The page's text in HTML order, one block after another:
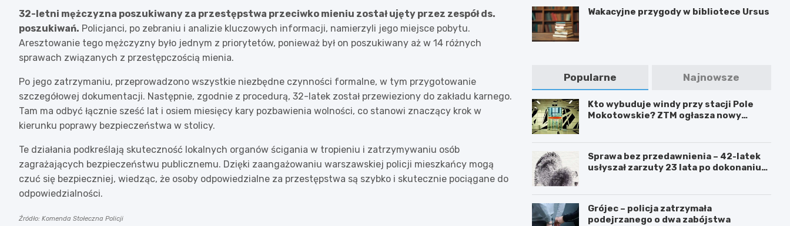
32-letni mężczyzna poszukiwany za przestępstwa przeciwko mieniu został ujęty przez zespół ds.
poszukiwań. Policjanci, po zebraniu i analizie kluczowych informacji, namierzyli jego miejsce pobytu.
Aresztowanie tego mężczyzny było jednym z priorytetów, ponieważ był on poszukiwany aż w 14 różnych
sprawach związanych z przestępczością mienia.
Po jego zatrzymaniu, przeprowadzono wszystkie niezbędne czynności formalne, w tym przygotowanie
szczegółowej dokumentacji. Następnie, zgodnie z procedurą, 32-latek został przewieziony do zakładu karnego.
Tam ma odbyć łącznie sześć lat i osiem miesięcy kary pozbawienia wolności, co stanowi znaczący krok w
kierunku poprawy bezpieczeństwa w stolicy.
Te działania podkreślają skuteczność lokalnych organów ścigania w tropieniu i zatrzymywaniu osób
zagrażających bezpieczeństwu publicznemu. Dzięki zaangażowaniu warszawskiej policji mieszkańcy mogą
czuć się bezpieczniej, wiedząc, że osoby odpowiedzialne za przestępstwa są szybko i skutecznie pociągane do
odpowiedzialności.
Źródło: Komenda Stołeczna Policji
Wakacyjne przygody w bibliotece Ursus
Popularne Najnowsze
Kto wybuduje windy przy stacji Pole
Mokotowskie? ZTM ogłasza nowy
Sprawa bez przedawnienia – 42-latek
usłyszał zarzuty 23 lata po dokonaniu
Grójec – policja zatrzymała
podejrzanego o dwa zabójstwa